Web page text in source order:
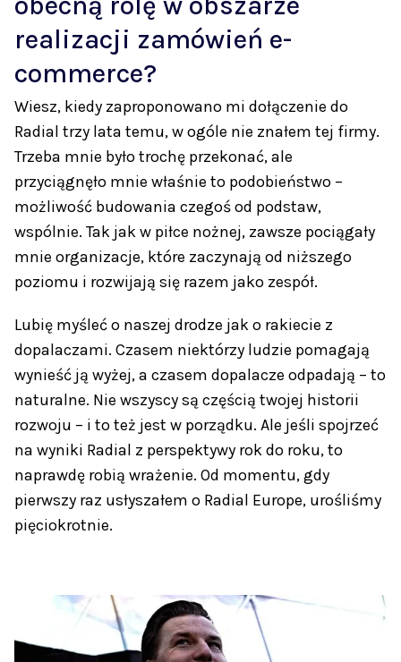
realizacji zamówień e-
commerce?
Wiesz, kiedy zaproponowano mi dołączenie do
Radial trzy lata temu, w ogóle nie znałem tej firmy.
Trzeba mnie było trochę przekonać, ale
przyciągnęło mnie właśnie to podobieństwo –
możliwość budowania czegoś od podstaw,
wspólnie. Tak jak w piłce nożnej, zawsze pociągały
mnie organizacje, które zaczynają od niższego
poziomu i rozwijają się razem jako zespół.
Lubię myśleć o naszej drodze jak o rakiecie z
dopalaczami. Czasem niektórzy ludzie pomagają
wynieść ją wyżej, a czasem dopalacze odpadają – to
naturalne. Nie wszyscy są częścią twojej historii
rozwoju – i to też jest w porządku. Ale jeśli spojrzeć
na wyniki Radial z perspektywy rok do roku, to
naprawdę robią wrażenie. Od momentu, gdy
pierwszy raz usłyszałem o Radial Europe, urośliśmy
pięciokrotnie.